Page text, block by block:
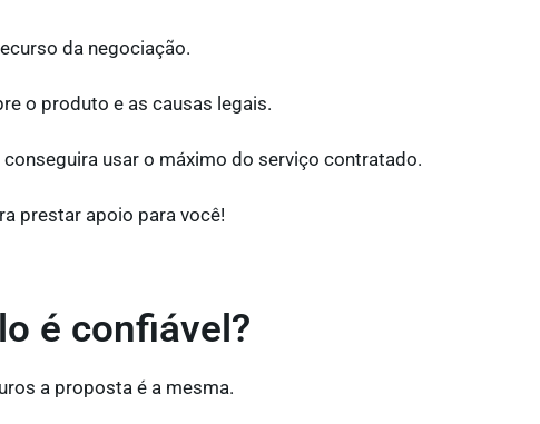
da negociação.
o produto e as causas legais.
usar o máximo do serviço contratado.
prestar apoio para você!
é confiável?
a proposta é a mesma.